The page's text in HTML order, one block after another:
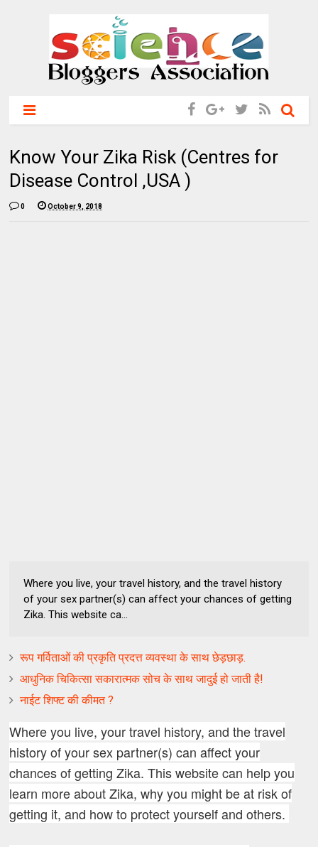
Know Your Zika Risk (Centres for
Disease Control ,USA )
0 October 9, 2018
Where you live, your travel history, and the travel history
of your sex partner(s) can affect your chances of getting
Zika. This website ca...
रूप गर्विताओं की प्रकृति प्रदत्त व्यवस्था के साथ छेड़छाड़.
आधुनिक चिकित्सा सकारात्मक सोच के साथ जादुई हो जाती है!
नाईट शिफ्ट की कीमत ?
Where you live, your travel history, and the travel
history of your sex partner(s) can affect your
chances of getting Zika. This website can help you
learn more about Zika, why you might be at risk of
getting it, and how to protect yourself and others.